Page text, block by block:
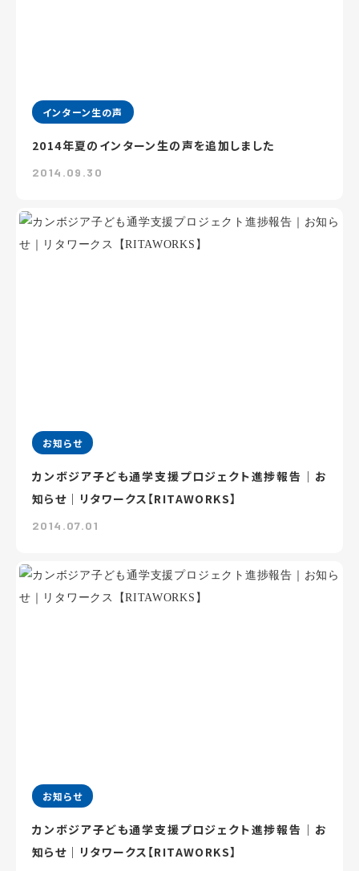
インターン生の声
2014年夏のインターン生の声を追加しました
2014.09.30
お知らせ
カンボジア子ども通学支援プロジェクト進捗報告｜お
知らせ｜リタワークス【RITAWORKS】
2014.07.01
お知らせ
カンボジア子ども通学支援プロジェクト進捗報告｜お
知らせ｜リタワークス【RITAWORKS】